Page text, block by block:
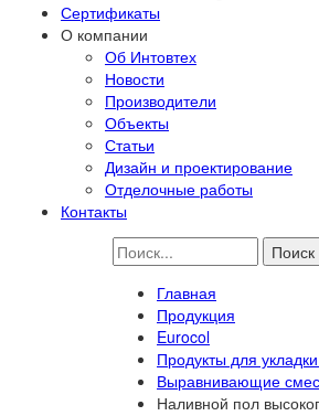
Сертификаты
О компании
Об Интовтех
Новости
Производители
Объекты
Статьи
Дизайн и проектирование
Отделочные работы
Контакты
Главная
Продукция
Eurocol
Продукты для
Выравнивающие
Наливной пол